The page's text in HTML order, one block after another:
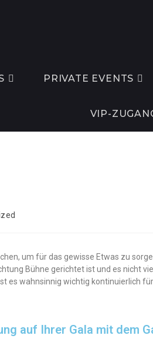
PRIVATE EVENTS
VIP-
um für das gewisse Etwas zu
Bühne gerichtet ist und es nicht
es wahnsinnig wichtig kontinuierlich
auf Ihrer Gala mit dem